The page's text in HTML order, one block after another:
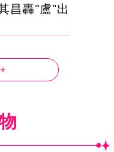
昌轟"盧"出